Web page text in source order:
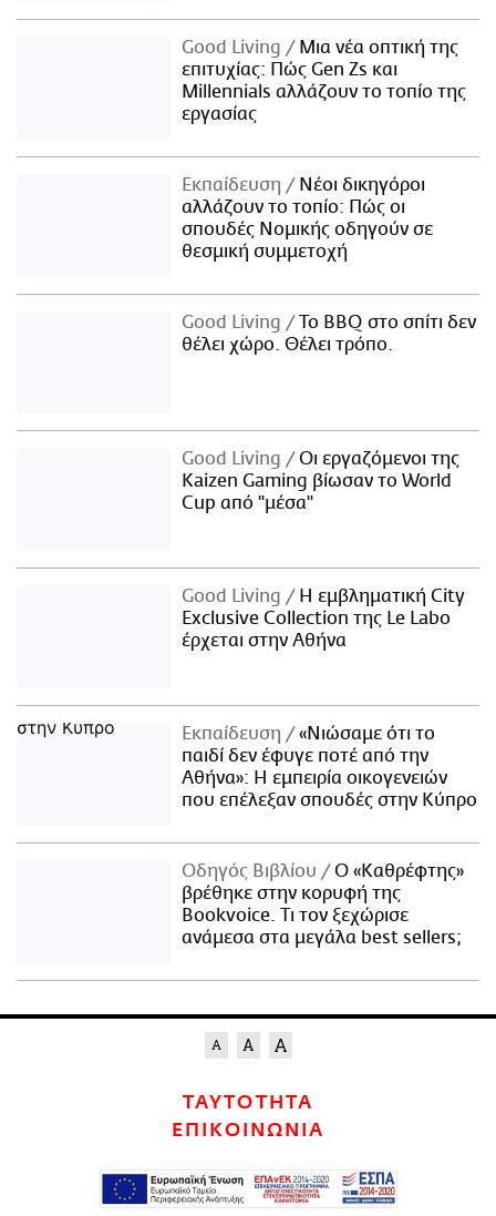
Good Living
Μια νέα οπτική της
επιτυχίας: Πώς Gen Zs και
Millennials αλλάζουν το τοπίο της
εργασίας
Εκπαίδευση
Νέοι δικηγόροι
αλλάζουν το τοπίο: Πώς οι
σπουδές Νομικής οδηγούν σε
θεσμική συμμετοχή
Good Living
Το BBQ στο σπίτι δεν
θέλει χώρο. Θέλει τρόπο.
Good Living
Οι εργαζόμενοι της
Kaizen Gaming βίωσαν το World
Cup από "μέσα"
Good Living
Η εμβληματική City
Exclusive Collection της Le Labo
έρχεται στην Αθήνα
Εκπαίδευση
«Νιώσαμε ότι το
παιδί δεν έφυγε ποτέ από την
Αθήνα»: Η εμπειρία οικογενειών
που επέλεξαν σπουδές στην Κύπρο
Οδηγός Βιβλίου
Ο «Καθρέφτης»
βρέθηκε στην κορυφή της
Bookvoice. Τι τον ξεχώρισε
ανάμεσα στα μεγάλα best sellers;
ΤΑΥΤΟΤΗΤΑ
ΕΠΙΚΟΙΝΩΝΙΑ